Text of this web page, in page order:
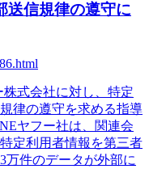
送信規律の遵守に
式会社に対し、特定
律の遵守を求める指導
ヤフー社は、関連会
定利用者情報を第三者
万件のデータが外部に